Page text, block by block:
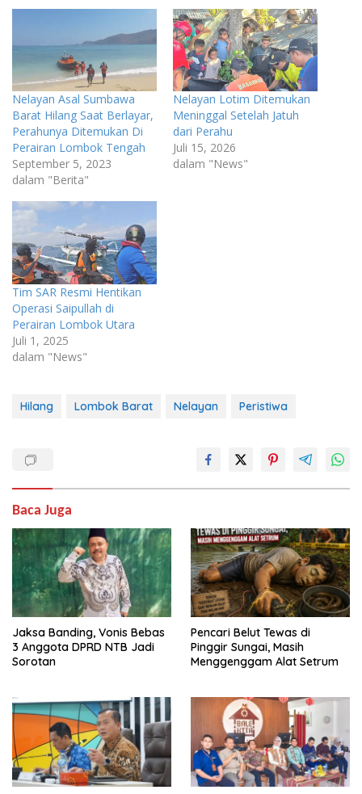
Nelayan Asal Sumbawa
Barat Hilang Saat Berlayar,
Perahunya Ditemukan Di
Perairan Lombok Tengah
September 5, 2023
dalam "Berita"
Nelayan Lotim Ditemukan
Meninggal Setelah Jatuh
dari Perahu
Juli 15, 2026
dalam "News"
Tim SAR Resmi Hentikan
Operasi Saipullah di
Perairan Lombok Utara
Juli 1, 2025
dalam "News"
Hilang Lombok Barat Nelayan Peristiwa
Baca Juga
Jaksa Banding, Vonis Bebas
3 Anggota DPRD NTB Jadi
Sorotan
Pencari Belut Tewas di
Pinggir Sungai, Masih
Menggenggam Alat Setrum